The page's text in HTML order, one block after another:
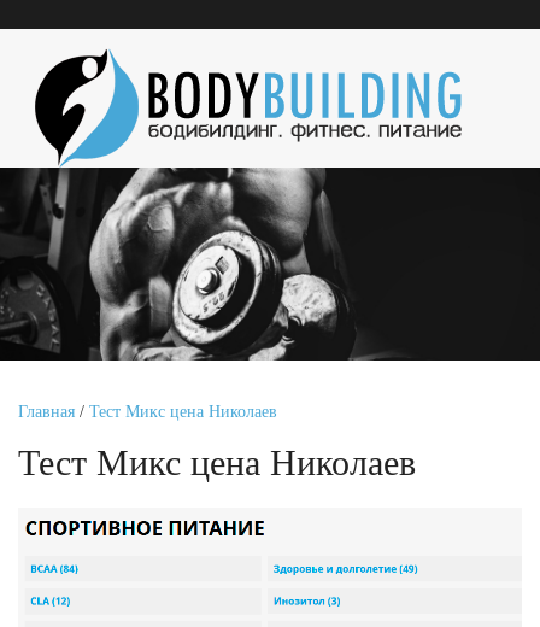
Главная / Тест Микс цена Николаев
Тест Микс цена Николаев